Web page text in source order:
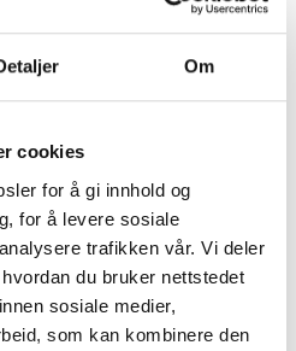
Om
cookies
for å gi innhold og
for å levere sosiale
trafikken vår. Vi deler
du bruker nettstedet
sosiale medier,
som kan kombinere den
Karbonstål
Blankgalvanisert, FZB og
voks
4 mm
50 mm
Type 17, selvborende